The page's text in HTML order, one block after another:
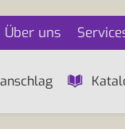
Über uns